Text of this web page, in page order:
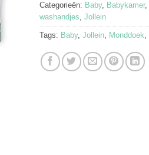
Categorieën: Baby, Babykamer,
washandjes, Jollein
Tags: Baby, Jollein, Monddoek,